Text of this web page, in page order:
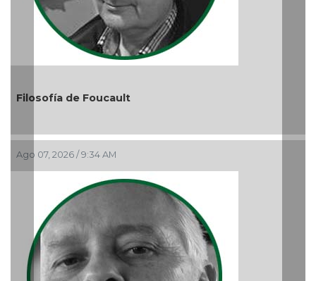
El debate de la Protección de los Derechos de las
Ago 05, 2026 / 11:33 AM